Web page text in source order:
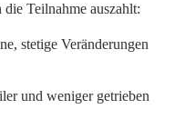
Teilnahme auszahlt:
stetige Veränderungen
und weniger getrieben